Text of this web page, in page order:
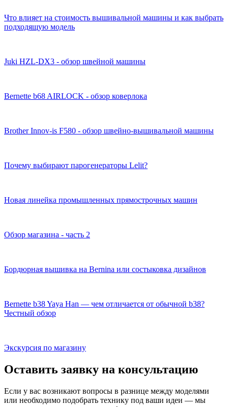
Что влияет на стоимость вышивальной машины и как выбрать
подходящую модель
Juki HZL-DX3 - обзор швейной машины
Bernette b68 AIRLOCK - обзор коверлока
Brother Innov-is F580 - обзор швейно-вышивальной машины
Почему выбирают парогенераторы Lelit?
Новая линейка промышленных прямострочных машин
Обзор магазина - часть 2
Бордюрная вышивка на Bernina или состыковка дизайнов
Bernette b38 Yaya Han — чем отличается от обычной b38?
Честный обзор
Экскурсия по магазину
Оставить заявку на консультацию
Если у вас возникают вопросы в разнице между моделями
или необходимо подобрать технику под ваши идеи — мы